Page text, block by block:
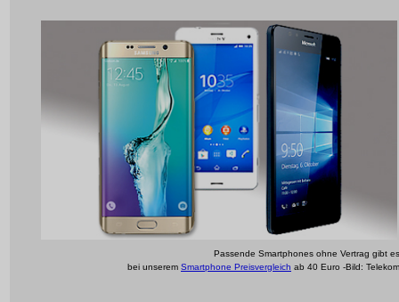
Passende Smartphones ohne Vertrag gibt es
bei unserem Smartphone Preisvergleich ab 40 Euro -Bild: Telekom